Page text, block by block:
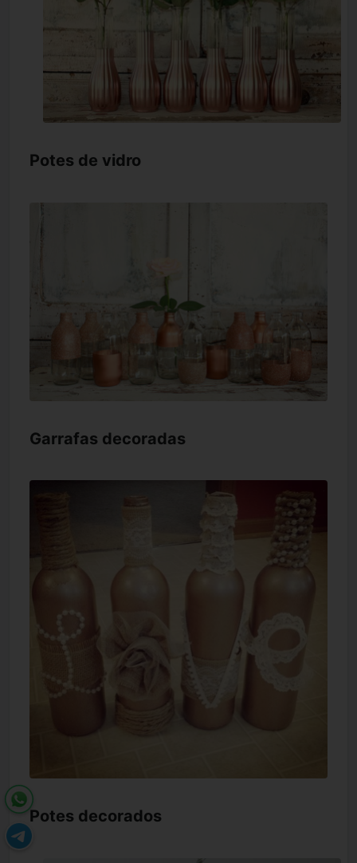
Potes de vidro
Garrafas decoradas
Potes decorados